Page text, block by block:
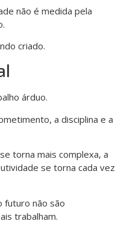
não é medida pela
criado.
árduo.
a disciplina e a
torna mais complexa, a
se torna cada vez
futuro não são
trabalham.